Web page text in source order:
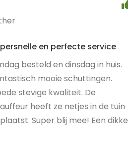
en perfecte service
besteld en dinsdag in huis.
mooie schuttingen.
stevige kwaliteit. De
heeft ze netjes in de tuin
Super blij mee! Een dikke